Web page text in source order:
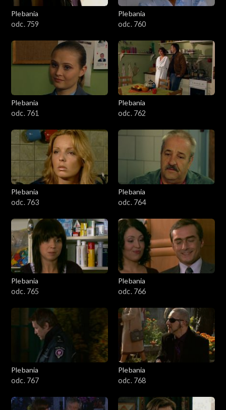
Plebania
odc. 759
Plebania
odc. 760
Plebania
odc. 761
Plebania
odc. 762
Plebania
odc. 763
Plebania
odc. 764
Plebania
odc. 765
Plebania
odc. 766
Plebania
odc. 767
Plebania
odc. 768